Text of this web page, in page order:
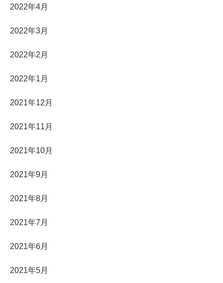
2022年4月
2022年3月
2022年2月
2022年1月
2021年12月
2021年11月
2021年10月
2021年9月
2021年8月
2021年7月
2021年6月
2021年5月